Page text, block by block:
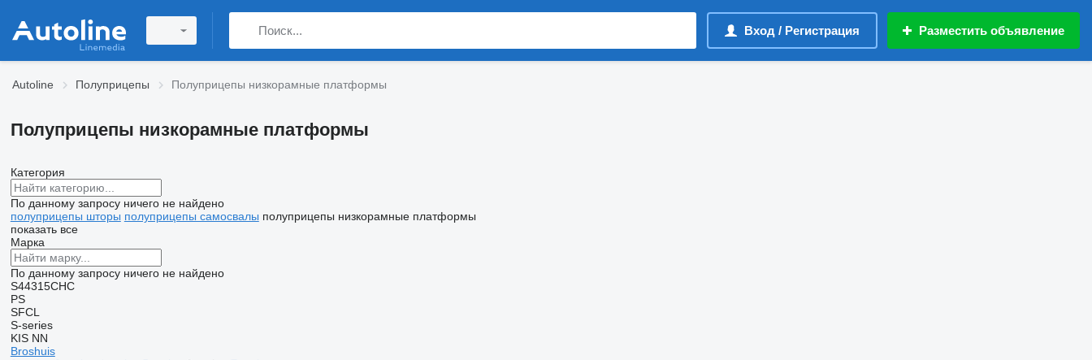
Вход / Регистрация Разместить объявление
Autoline Полуприцепы Полуприцепы низкорамные платформы
Полуприцепы низкорамные платформы
Категория
По данному запросу ничего не найдено
полуприцепы шторы полуприцепы самосвалы полуприцепы низкорамные платформы
показать все
Марка
По данному запросу ничего не найдено
S44315CHC
PS
SFCL
S-series
KIS NN
Broshuis